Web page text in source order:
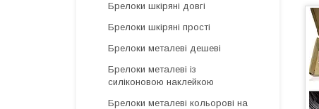
Брелоки шкіряні довгі
Брелоки шкіряні прості
Брелоки металеві дешеві
Брелоки металеві із
силіконовою наклейкою
Брелоки металеві кольорові на